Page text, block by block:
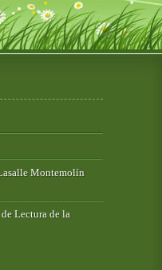
Montemolín
Lectura de la